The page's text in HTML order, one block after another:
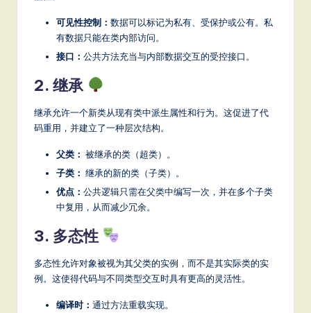
可见性控制： 数据可以标记为私有、受保护或公有。私
有数据只能在类内部访问。
接口： 公共方法充当与内部数据交互的受控接口。
2. 继承
继承允许一个新类从现有类中派生属性和行为。这促进了代
码重用，并建立了一种层次结构。
父类： 被继承的类（超类）。
子类： 继承的新的类（子类）。
优点： 公共逻辑只需在父类中编写一次，并在多个子类
中复用，从而减少冗余。
3. 多态性
多态性允许对象被视为其父类的实例，而不是其实际类的实
例。这使得代码与不同类型交互时具有更高的灵活性。
编译时： 通过方法重载实现。